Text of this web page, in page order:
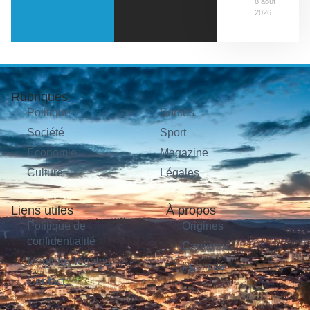
2026
Rubriques
Politique
Société
Économie
Culture
Sorties
Sport
Magazine
Légales
Liens utiles
Politique de
confidentialité
Mentions légales
Contact
À propos
Origines
Carrières
Publicité